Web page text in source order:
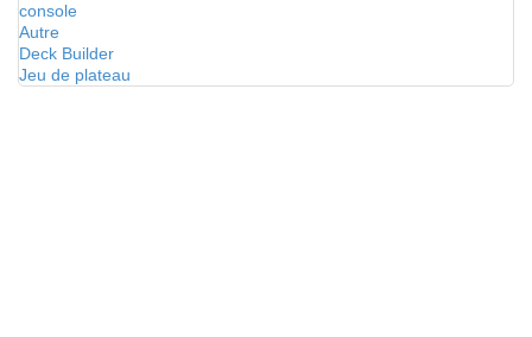
console
Autre
Deck Builder
Jeu de plateau